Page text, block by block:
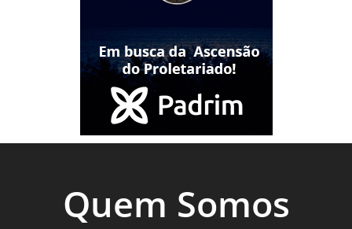
Quem Somos